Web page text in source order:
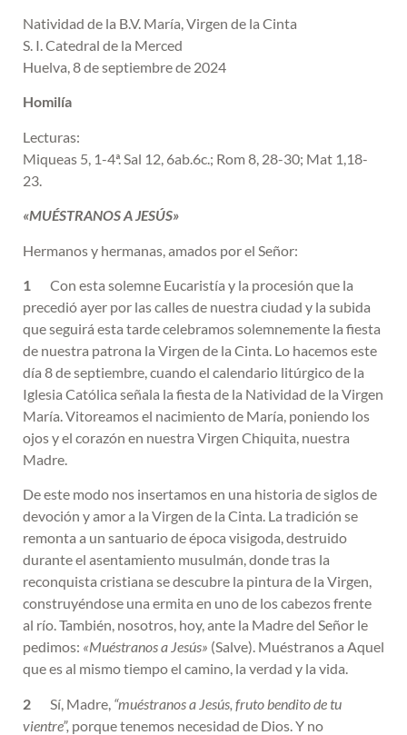
Natividad de la B.V. María, Virgen de la Cinta
S. I. Catedral de la Merced
Huelva, 8 de septiembre de 2024
Homilía
Lecturas:
Miqueas 5, 1-4ª. Sal 12, 6ab.6c.; Rom 8, 28-30; Mat 1,18-
23.
«MUÉSTRANOS A JESÚS»
Hermanos y hermanas, amados por el Señor:
1 Con esta solemne Eucaristía y la procesión que la
precedió ayer por las calles de nuestra ciudad y la subida
que seguirá esta tarde celebramos solemnemente la fiesta
de nuestra patrona la Virgen de la Cinta. Lo hacemos este
día 8 de septiembre, cuando el calendario litúrgico de la
Iglesia Católica señala la fiesta de la Natividad de la Virgen
María. Vitoreamos el nacimiento de María, poniendo los
ojos y el corazón en nuestra Virgen Chiquita, nuestra
Madre.
De este modo nos insertamos en una historia de siglos de
devoción y amor a la Virgen de la Cinta. La tradición se
remonta a un santuario de época visigoda, destruido
durante el asentamiento musulmán, donde tras la
reconquista cristiana se descubre la pintura de la Virgen,
construyéndose una ermita en uno de los cabezos frente
al río. También, nosotros, hoy, ante la Madre del Señor le
pedimos: «Muéstranos a Jesús» (Salve). Muéstranos a Aquel
que es al mismo tiempo el camino, la verdad y la vida.
2 Sí, Madre, “muéstranos a Jesús, fruto bendito de tu
vientre”, porque tenemos necesidad de Dios. Y no